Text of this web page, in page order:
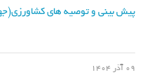
پیش بینی و توصیه های
09 آذر 1404